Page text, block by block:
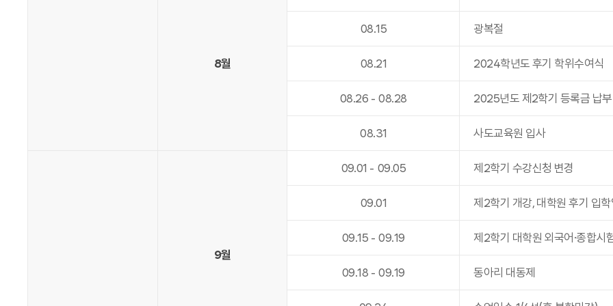
8월
08.15 광복절
08.21 2024학년도 후기 학위수여식
08.26 - 08.28 2025년도 제2학기 등록금 납부
08.31 사도교육원 입사
9월
09.01 - 09.05 제2학기 수강신청 변경
09.01 제2학기 개강, 대학원 후기 입
09.15 - 09.19 제2학기 대학원 외국어·종합시
09.18 - 09.19 동아리 대동제